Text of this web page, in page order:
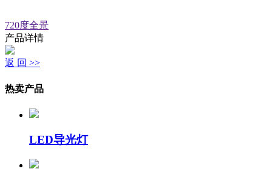
720度全景
产品详情
返 回 >>
热卖产品
LED导光灯